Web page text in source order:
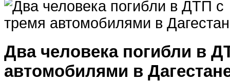
Два человека погибли в
автомобилями в